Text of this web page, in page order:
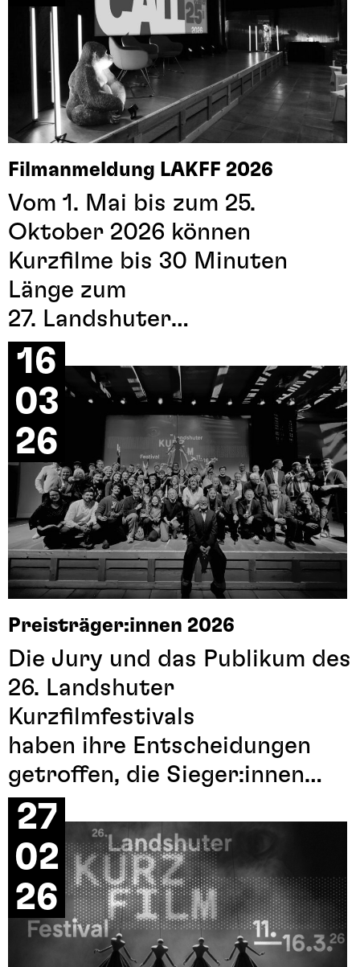
Filmanmeldung LAKFF 2026
Vom 1. Mai bis zum 25.
Oktober 2026 können
Kurzfilme bis 30 Minuten
Länge zum
27. Landshuter
Kurzfilmfestival 2027
angemeldet werden. Alle
Informationen dazu sind unter
dem
Menüpunkt
Filmanmeldungzu finden.
16
03
26
Preisträger:innen 2026
Die Jury und das Publikum des
26. Landshuter
Kurzfilmfestivals
haben ihre Entscheidungen
getroffen, die Sieger:innen
stehen fest.
Alle prämierten Filmtitel
finden Sie im Menü unter
Preisträger:innen.
27
02
26